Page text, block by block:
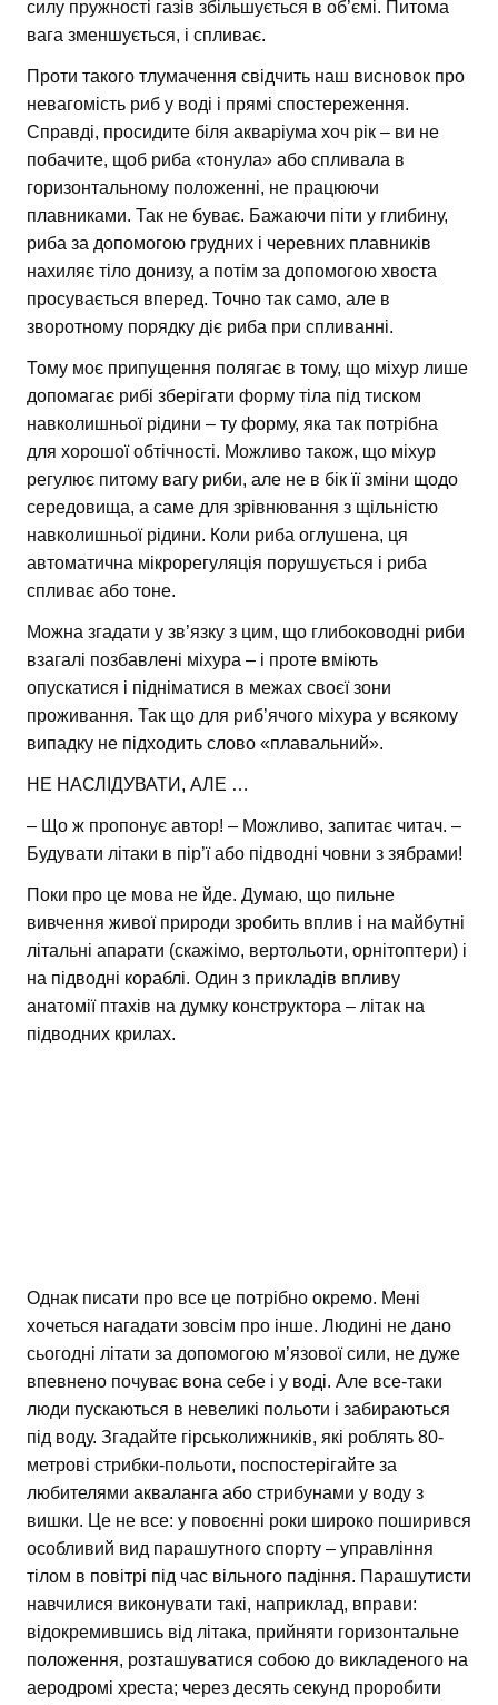
силу пружності газів збільшується в об’ємі. Питома
вага зменшується, і спливає.
Проти такого тлумачення свідчить наш висновок про
невагомість риб у воді і прямі спостереження.
Справді, просидите біля акваріума хоч рік – ви не
побачите, щоб риба «тонула» або спливала в
горизонтальному положенні, не працюючи
плавниками. Так не буває. Бажаючи піти у глибину,
риба за допомогою грудних і черевних плавників
нахиляє тіло донизу, а потім за допомогою хвоста
просувається вперед. Точно так само, але в
зворотному порядку діє риба при спливанні.
Тому моє припущення полягає в тому, що міхур лише
допомагає рибі зберігати форму тіла під тиском
навколишньої рідини – ту форму, яка так потрібна
для хорошої обтічності. Можливо також, що міхур
регулює питому вагу риби, але не в бік її зміни щодо
середовища, а саме для зрівнювання з щільністю
навколишньої рідини. Коли риба оглушена, ця
автоматична мікрорегуляція порушується і риба
спливає або тоне.
Можна згадати у зв’язку з цим, що глибоководні риби
взагалі позбавлені міхура – і проте вміють
опускатися і підніматися в межах своєї зони
проживання. Так що для риб’ячого міхура у всякому
випадку не підходить слово «плавальний».
НЕ НАСЛІДУВАТИ, АЛЕ …
– Що ж пропонує автор! – Можливо, запитає читач. –
Будувати літаки в пір’ї або підводні човни з зябрами!
Поки про це мова не йде. Думаю, що пильне
вивчення живої природи зробить вплив і на майбутні
літальні апарати (скажімо, вертольоти, орнітоптери) і
на підводні кораблі. Один з прикладів впливу
анатомії птахів на думку конструктора – літак на
підводних крилах.
Однак писати про все це потрібно окремо. Мені
хочеться нагадати зовсім про інше. Людині не дано
сьогодні літати за допомогою м’язової сили, не дуже
впевнено почуває вона себе і у воді. Але все-таки
люди пускаються в невеликі польоти і забираються
під воду. Згадайте гірськолижників, які роблять 80-
метрові стрибки-польоти, поспостерігайте за
любителями акваланга або стрибунами у воду з
вишки. Це не все: у повоєнні роки широко поширився
особливий вид парашутного спорту – управління
тілом в повітрі під час вільного падіння. Парашутисти
навчилися виконувати такі, наприклад, вправи:
відокремившись від літака, прийняти горизонтальне
положення, розташуватися собою до викладеного на
аеродромі хреста; через десять секунд проробити